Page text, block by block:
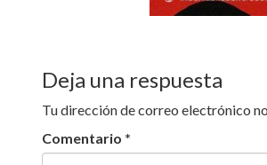
Deja una respuesta
Tu dirección de correo electrónico
Comentario *